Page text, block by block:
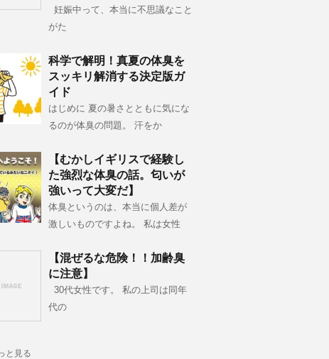
妊娠中って、本当に不思議なこと
がた
科学で解明！真夏の体臭を
スッキリ解消する決定版ガ
イド
はじめに 夏の暑さとともに気にな
るのが体臭の問題。 汗をか
【むかしイギリスで経験し
た強烈な体臭の話。匂いが
強いって大変だ】
体臭というのは、本当に個人差が
激しいものですよね。 私は女性
【混ぜるな危険！！加齢臭
に注意】
30代女性です。 私の上司は同年
代の
と見る